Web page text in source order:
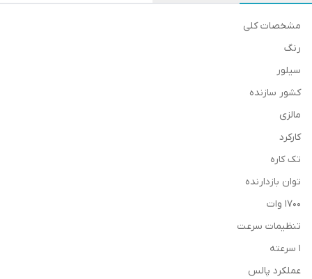
مشخصات کلی
رنگ
سیلور
کشور سازنده
مالزی
کارکرد
تک کاره
توان بازدارنده
1700 وات
تنظیمات سرعت
1 سرعته
عملکرد پالس